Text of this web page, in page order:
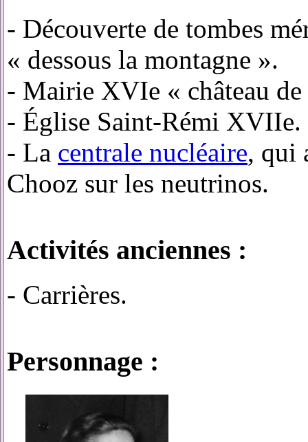
- Découverte de tombes
« dessous la montagne ».
- Mairie XVIe « château
- Église Saint-Rémi XVIIe.
- La centrale nucléaire, qui
Chooz sur les neutrinos.
Activités anciennes :
- Carrières.
Personnage :